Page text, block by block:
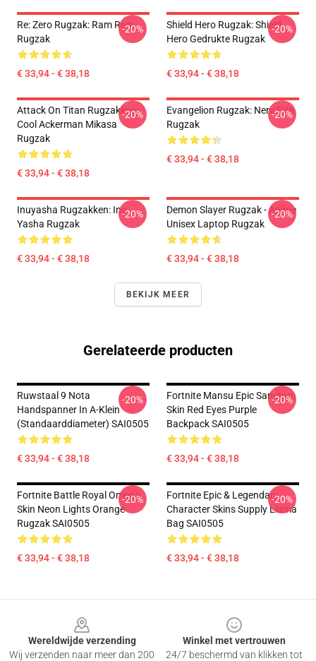
Re: Zero Rugzak: Ram Rem
Rugzak
€ 33,94 - € 38,18
-20%
Shield Hero Rugzak: Shield
Hero Gedrukte Rugzak
€ 33,94 - € 38,18
-20%
Attack On Titan Rugzakken:
Cool Ackerman Mikasa
Rugzak
€ 33,94 - € 38,18
-20%
Evangelion Rugzak: Nerv EVA
Rugzak
€ 33,94 - € 38,18
-20%
Inuyasha Rugzakken: Inu
Yasha Rugzak
€ 33,94 - € 38,18
-20%
Demon Slayer Rugzak - Anime
Unisex Laptop Rugzak
€ 33,94 - € 38,18
-20%
BEKIJK MEER
Gerelateerde producten
Ruwstaal 9 Nota
Handspanner In A-Klein
(standaarddiameter) SAI0505
€ 33,94 - € 38,18
-20%
Fortnite Mansu Epic Sanctum
Skin Red Eyes Purple
Backpack SAI0505
€ 33,94 - € 38,18
-20%
Fortnite Battle Royal Omega
Skin Neon Lights Orange
Rugzak SAI0505
€ 33,94 - € 38,18
-20%
Fortnite Epic & Legendary
Character Skins Supply Llama
Bag SAI0505
€ 33,94 - € 38,18
-20%
Wereldwijde verzending
Wij verzenden naar meer dan 200
Winkel met vertrouwen
24/7 beschermd van klikken tot